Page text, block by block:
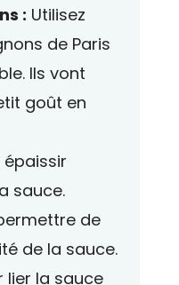
: Utilisez
de Paris
Ils vont
goût en
épaissir
sauce.
de
de la sauce.
lier la sauce